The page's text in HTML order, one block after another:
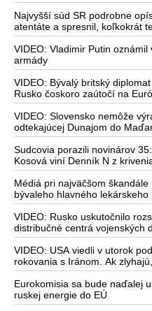
Najvyšší súd SR podrobne
atentáte a spresnil, koľkokrát
vystrelil
VIDEO: Vladimir Putin
armády
VIDEO: Bývalý britský
Rusko čoskoro zaútočí na
dotlačené rovnako, ako bolo
roku 2022. Zelenskyj
zhromaždených diplomatov,
Ukrajinu na zimu. Putin vraj
pravdepodobne neskončí
VIDEO: Slovensko nemôže
odtekajúcej Dunajom do
Sudcovia porazili novinárov
Kosová viní Denník N z
Médiá pri najväčšom
bývaleho hlavného
Anthonyho Fauciho pred
médií ignorovala
VIDEO: Rusko uskutočnilo
distribučné centrá vojenských
protivzdušná obrana
na Kyjev a jeho okolie
VIDEO: USA viedli v utorok
rokovania s Iránom. Ak
proti Teheránu
Eurokomisia sa bude naďalej
ruskej energie do EÚ